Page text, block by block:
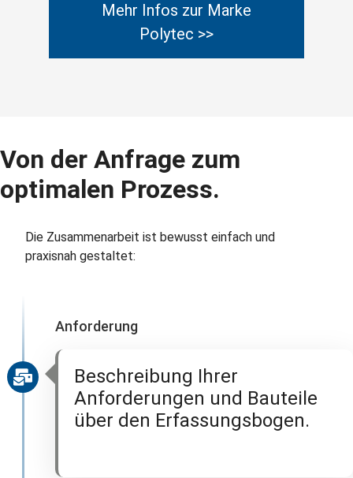
Mehr Infos zur Marke
Polytec >>
Von der Anfrage zum
optimalen Prozess.
Die Zusammenarbeit ist bewusst einfach und
praxisnah gestaltet:
Anforderung
Beschreibung Ihrer
Anforderungen und Bauteile
über den Erfassungsbogen.